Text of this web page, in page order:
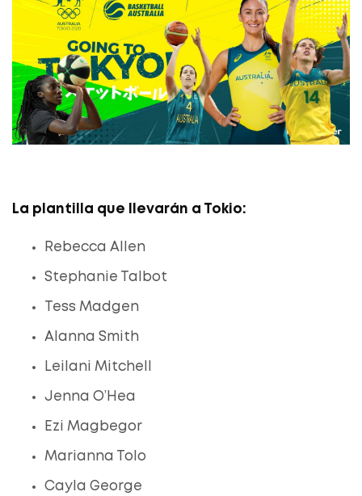
La plantilla que llevarán a Tokio:
Rebecca Allen
Stephanie Talbot
Tess Madgen
Alanna Smith
Leilani Mitchell
Jenna O’Hea
Ezi Magbegor
Marianna Tolo
Cayla George